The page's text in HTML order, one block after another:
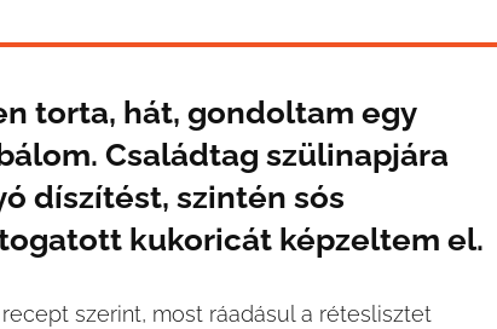
torta, hát, gondoltam egy
Családtag szülinapjára
díszítést, szintén sós
kukoricát képzeltem el.
szerint, most ráadásul a réteslisztet